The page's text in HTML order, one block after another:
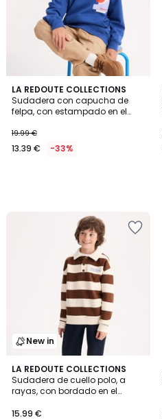
LA REDOUTE COLLECTIONS
Sudadera con capucha de
felpa, con estampado en el
19.99 €
13.39 € -33%
New in
LA REDOUTE COLLECTIONS
Sudadera de cuello polo, a
rayas, con bordado en el
15.99 €